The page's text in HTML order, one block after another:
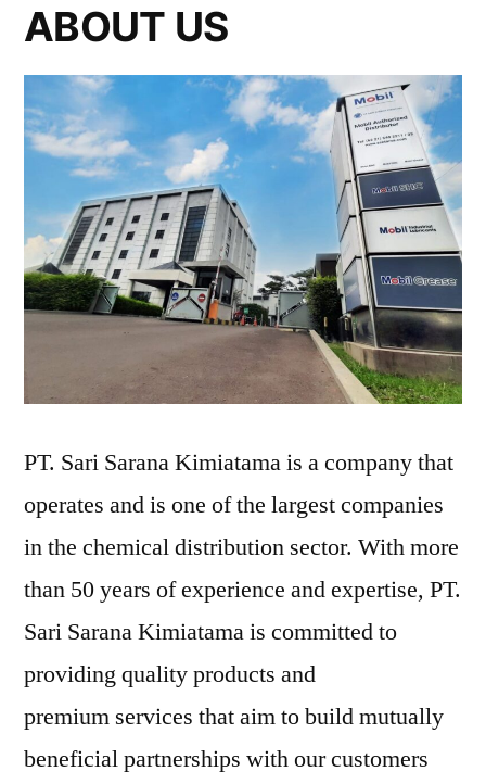
ABOUT US
PT. Sari Sarana Kimiatama is a company that
operates and is one of the largest companies
in the chemical distribution sector. With more
than 50 years of experience and expertise, PT.
Sari Sarana Kimiatama is committed to
providing quality products and
premium services that aim to build mutually
beneficial partnerships with our customers